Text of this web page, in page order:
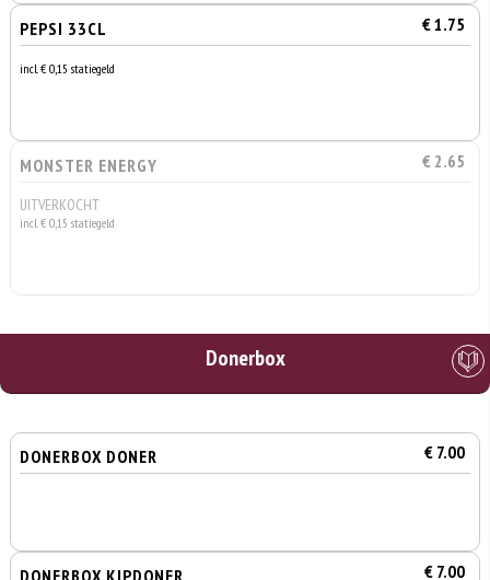
PEPSI 33CL € 1.75
incl. € 0,15 statiegeld
MONSTER ENERGY € 2.65
UITVERKOCHT
incl. € 0,15 statiegeld
Donerbox
DONERBOX DONER € 7.00
DONERBOX KIPDONER € 7.00